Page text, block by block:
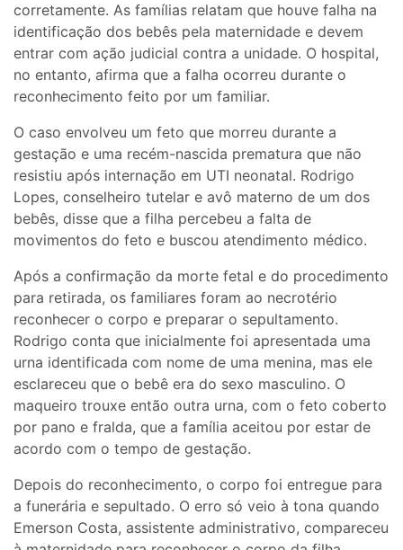
corretamente. As famílias relatam que houve falha na
identificação dos bebês pela maternidade e devem
entrar com ação judicial contra a unidade. O hospital,
no entanto, afirma que a falha ocorreu durante o
reconhecimento feito por um familiar.
O caso envolveu um feto que morreu durante a
gestação e uma recém-nascida prematura que não
resistiu após internação em UTI neonatal. Rodrigo
Lopes, conselheiro tutelar e avô materno de um dos
bebês, disse que a filha percebeu a falta de
movimentos do feto e buscou atendimento médico.
Após a confirmação da morte fetal e do procedimento
para retirada, os familiares foram ao necrotério
reconhecer o corpo e preparar o sepultamento.
Rodrigo conta que inicialmente foi apresentada uma
urna identificada com nome de uma menina, mas ele
esclareceu que o bebê era do sexo masculino. O
maqueiro trouxe então outra urna, com o feto coberto
por pano e fralda, que a família aceitou por estar de
acordo com o tempo de gestação.
Depois do reconhecimento, o corpo foi entregue para
a funerária e sepultado. O erro só veio à tona quando
Emerson Costa, assistente administrativo, compareceu